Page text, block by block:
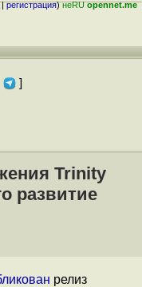
|регистрация)неRUopennet.me
]
Trinity
развитие
релиз